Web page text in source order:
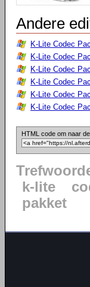
Andere
K-Lite Codec
K-Lite Codec
K-Lite Codec
K-Lite Codec
K-Lite Codec
K-Lite Codec
HTML code om naar
k-lite
pakket